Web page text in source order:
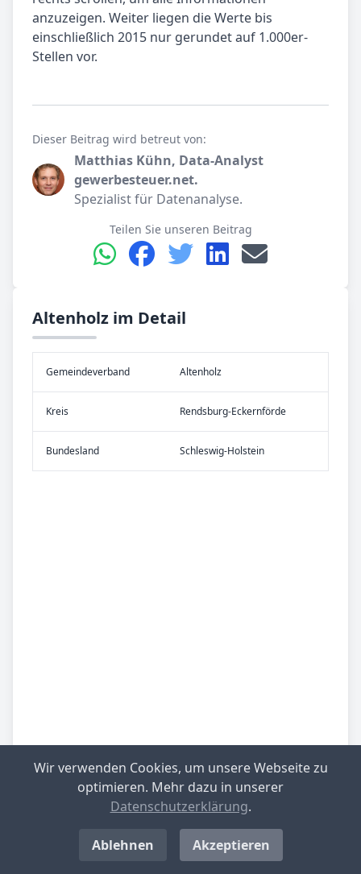
anzuzeigen. Weiter liegen die Werte bis
einschließlich 2015 nur gerundet auf 1.000er-
Stellen vor.
Dieser Beitrag wird betreut von:
Matthias Kühn, Data-Analyst
gewerbesteuer.net.
Spezialist für Datenanalyse.
Teilen Sie unseren Beitrag
Altenholz im Detail
Gemeinde­verband Altenholz
Kreis Rendsburg-Eckernförde
Bundes­land Schleswig-Holstein
Be­sied­lung mittlere Besiedlungsdichte
Be­lieb­te Rei­se­zie­le übrig. Schleswig-Holstein
Wir verwenden Cookies, um unsere Webseite zu
optimieren. Mehr dazu in unserer
Datenschutzerklärung.
Ablehnen Akzeptieren